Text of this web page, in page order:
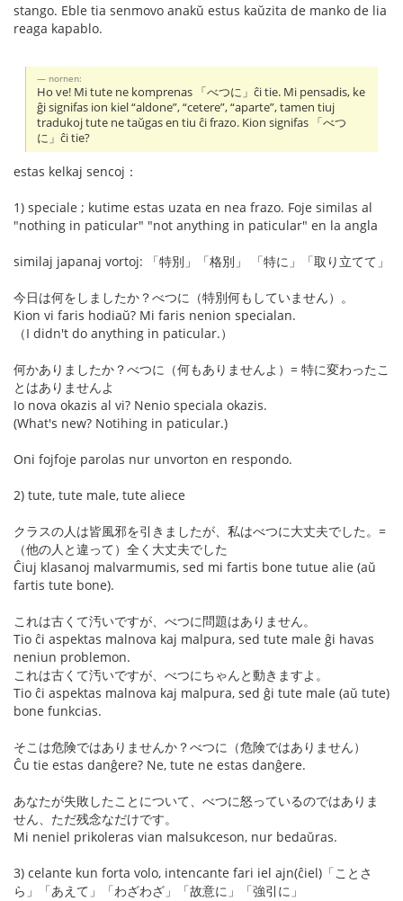
stango. Eble tia senmovo anakŭ estus kaŭzita de manko de lia
reaga kapablo.
nornen:
Ho ve! Mi tute ne komprenas 「べつに」ĉi tie. Mi pensadis, ke
ĝi signifas ion kiel “aldone”, “cetere”, “aparte”, tamen tiuj
tradukoj tute ne taŭgas en tiu ĉi frazo. Kion signifas 「べつ
に」ĉi tie?
estas kelkaj sencoj：
1) speciale ; kutime estas uzata en nea frazo. Foje similas al
"nothing in paticular" "not anything in paticular" en la angla
similaj japanaj vortoj: 「特別」「格別」 「特に」「取り立てて」
今日は何をしましたか？べつに（特別何もしていません）。
Kion vi faris hodiaŭ? Mi faris nenion specialan.
（I didn't do anything in paticular.）
何かありましたか？べつに（何もありませんよ）= 特に変わったこ
とはありませんよ
Io nova okazis al vi? Nenio speciala okazis.
(What's new? Notihing in paticular.)
Oni fojfoje parolas nur unvorton en respondo.
2) tute, tute male, tute aliece
クラスの人は皆風邪を引きましたが、私はべつに大丈夫でした。=
（他の人と違って）全く大丈夫でした
Ĉiuj klasanoj malvarmumis, sed mi fartis bone tutue alie (aŭ
fartis tute bone).
これは古くて汚いですが、べつに問題はありません。
Tio ĉi aspektas malnova kaj malpura, sed tute male ĝi havas
neniun problemon.
これは古くて汚いですが、べつにちゃんと動きますよ。
Tio ĉi aspektas malnova kaj malpura, sed ĝi tute male (aŭ tute)
bone funkcias.
そこは危険ではありませんか？べつに（危険ではありません）
Ĉu tie estas danĝere? Ne, tute ne estas danĝere.
あなたが失敗したことについて、べつに怒っているのではありま
せん、ただ残念なだけです。
Mi neniel prikoleras vian malsukceson, nur bedaŭras.
3) celante kun forta volo, intencante fari iel ajn(ĉiel)「ことさ
ら」「あえて」「わざわざ」「故意に」「強引に」